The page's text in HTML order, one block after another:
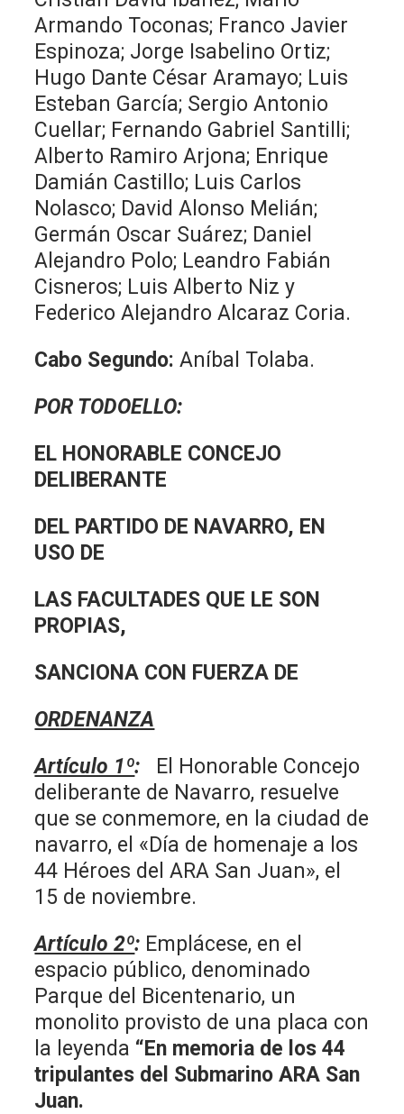
Armando Toconas; Franco Javier
Espinoza; Jorge Isabelino Ortiz;
Hugo Dante César Aramayo; Luis
Esteban García; Sergio Antonio
Cuellar; Fernando Gabriel Santilli;
Alberto Ramiro Arjona; Enrique
Damián Castillo; Luis Carlos
Nolasco; David Alonso Melián;
Germán Oscar Suárez; Daniel
Alejandro Polo; Leandro Fabián
Cisneros; Luis Alberto Niz y
Federico Alejandro Alcaraz Coria.
Cabo Segundo: Aníbal Tolaba.
POR TODOELLO:
EL HONORABLE CONCEJO
DELIBERANTE
DEL PARTIDO DE NAVARRO, EN
USO DE
LAS FACULTADES QUE LE SON
PROPIAS,
SANCIONA CON FUERZA DE
ORDENANZA
Artículo 1º: El Honorable Concejo
deliberante de Navarro, resuelve
que se conmemore, en la ciudad de
navarro, el «Día de homenaje a los
44 Héroes del ARA San Juan», el
15 de noviembre.
Artículo 2º: Emplácese, en el
espacio público, denominado
Parque del Bicentenario, un
monolito provisto de una placa con
la leyenda “En memoria de los 44
tripulantes del Submarino ARA San
Juan.